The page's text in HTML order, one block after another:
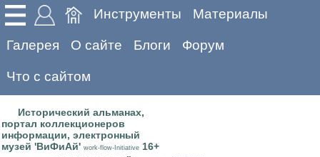
Инструменты Материалы
Галерея О сайте Блоги Форум
Что с сайтом
Исторический альманах,
портал коллекционеров
информации, электронный
музей 'ВиФиАй' work-flow-Initiative 16+